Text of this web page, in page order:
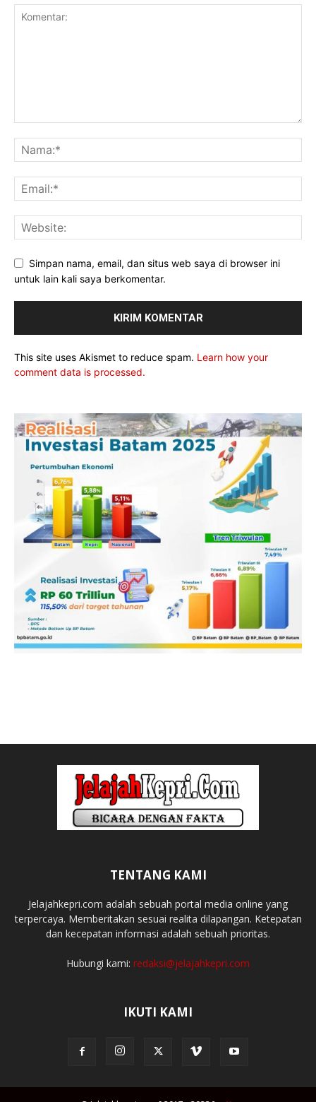
Simpan nama, email, dan situs web saya di browser ini
untuk lain kali saya berkomentar.
This site uses Akismet to reduce spam. Learn how your
comment data is processed.
TENTANG KAMI
Jelajahkepri.com adalah sebuah portal media online yang
terpercaya. Memberitakan sesuai realita dilapangan. Ketepatan
dan kecepatan informasi adalah sebuah prioritas.
Hubungi kami: redaksi@jelajahkepri.com
IKUTI KAMI